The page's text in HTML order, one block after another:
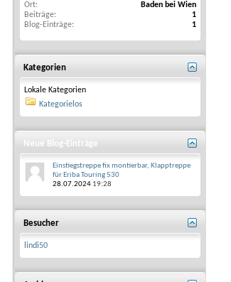
Ort
Baden bei Wien
Beiträge
1
Blog-Einträge
1
Kategorien
Lokale Kategorien
Kategorielos
Neue Blog-Einträge
Einstiegstreppe fix montierbar, Klapptreppe
für Eriba Touring 530
28.07.2024 19:28
Besucher
lindi50